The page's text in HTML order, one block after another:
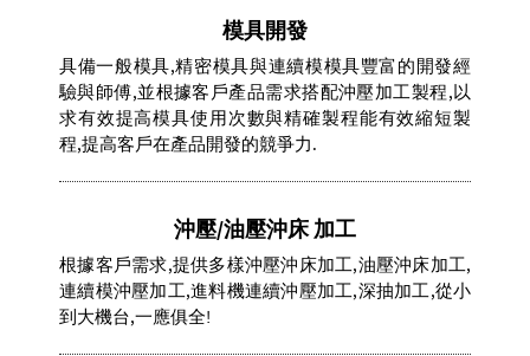
模具開發
具備一般模具,精密模具與連續模模具豐富的開發經
驗與師傅,並根據客戶產品需求搭配沖壓加工製程,以
求有效提高模具使用次數與精確製程能有效縮短製
程,提高客戶在產品開發的競爭力.
沖壓/油壓沖床 加工
根據客戶需求,提供多樣沖壓沖床加工,油壓沖床加工,
連續模沖壓加工,進料機連續沖壓加工,深抽加工,從小
到大機台,一應俱全!